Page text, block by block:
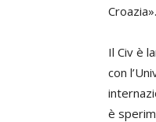
Croazia».
Il Civ è
con
è